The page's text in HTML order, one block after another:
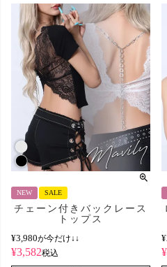
NEW SALE
チェーン付きバックレース
トップス
¥3,980が今だけ↓↓
¥3,582税込
¥
¥